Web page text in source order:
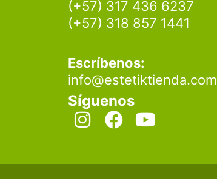
(+57) 317 436 6237
(+57) 318 857 1441
Escríbenos:
info@estetiktienda.com
Síguenos
I
n
t
F
a
e
Y
o
t